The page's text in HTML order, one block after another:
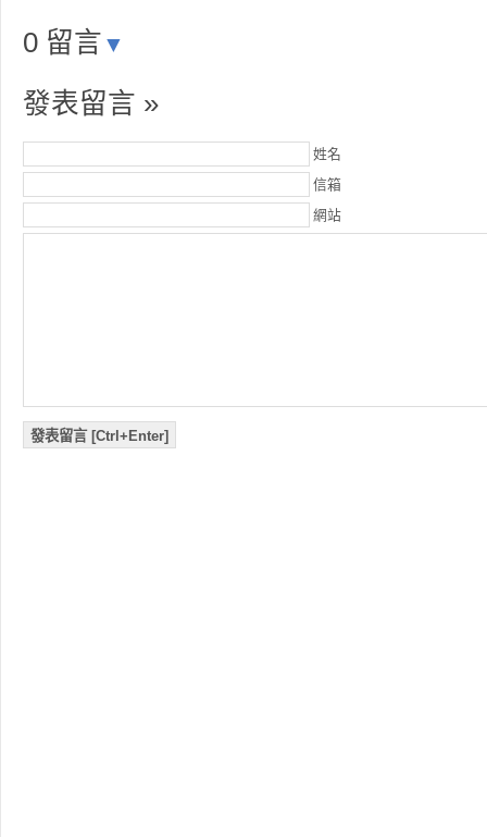
0 留言 ▼
發表留言 »
姓名
信箱
網站